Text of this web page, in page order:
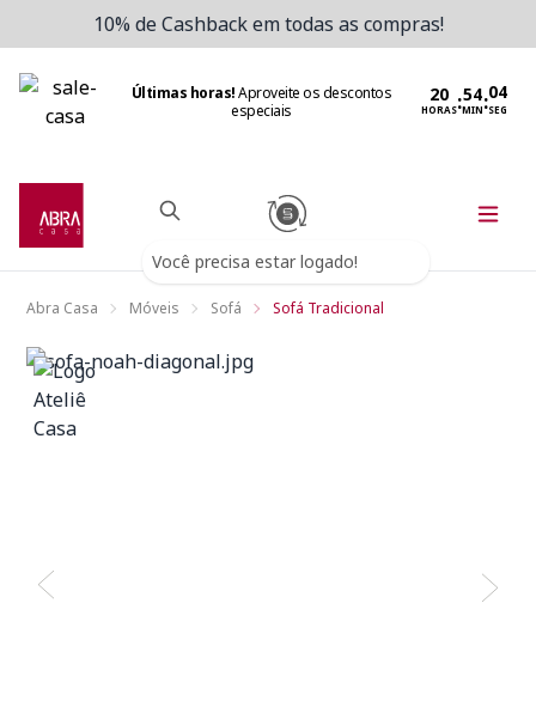
10% de Cashback em todas as compras!
Últimas horas!Aproveite os descontos
especiais
HORAS:MIN:SEG
Você precisa estar logado!
Abra Casa Móveis Sofá Sofá Tradicional